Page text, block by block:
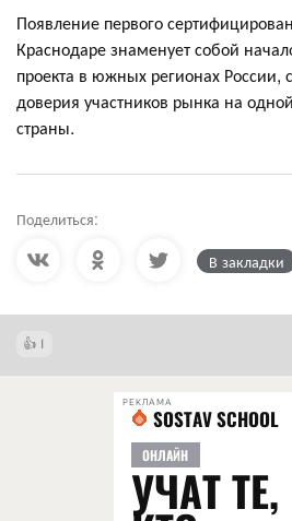
Появление первого
Краснодаре знаменует собой
проекта в южных регионах России,
доверия участников рынка на
страны.
Поделиться:
В закладки
1
РЕКЛАМА